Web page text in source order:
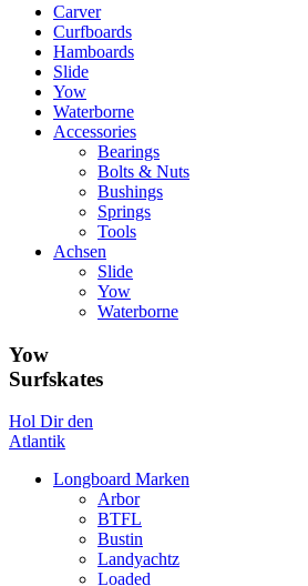
Carver
Curfboards
Hamboards
Slide
Yow
Waterborne
Accessories
Bearings
Bolts & Nuts
Bushings
Springs
Tools
Achsen
Slide
Yow
Waterborne
Yow
Surfskates
Hol Dir den
Atlantik
Longboard Marken
Arbor
BTFL
Bustin
Landyachtz
Loaded